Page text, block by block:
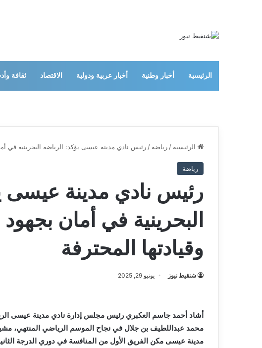
الرئيسية أخبار وطنية أخبار عربية ودولية الاقتصاد ثقافة
الرئيسية / رياضة / رئيس نادي مدينة عيسى يؤكد: الرياضة البحرينية في
رياضة
رئيس نادي مدينة عيسى
البحرينية في أمان
وقيادتها المحترفة
شنقيط نيوز يونيو 29, 2025